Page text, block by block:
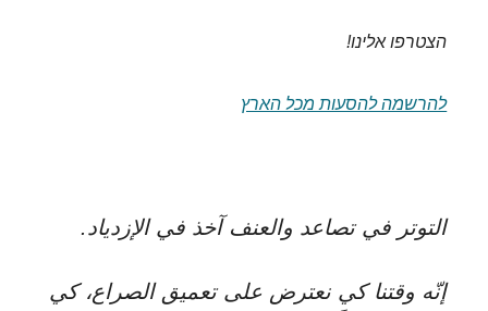
הצטרפו אלינו!
להרשמה להסעות מכל הארץ
التوتر في تصاعد والعنف آخذ في الإزدياد.
إنّه وقتنا كي نعترض على تعميق الصراع، كي